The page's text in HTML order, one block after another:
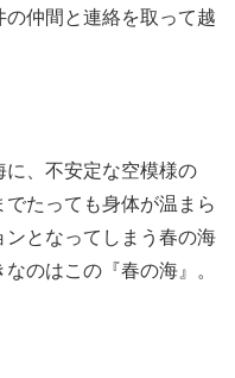
仲間と連絡を取って越
に、不安定な空模様の
たっても身体が温まら
となってしまう春の海
のはこの『春の海』。